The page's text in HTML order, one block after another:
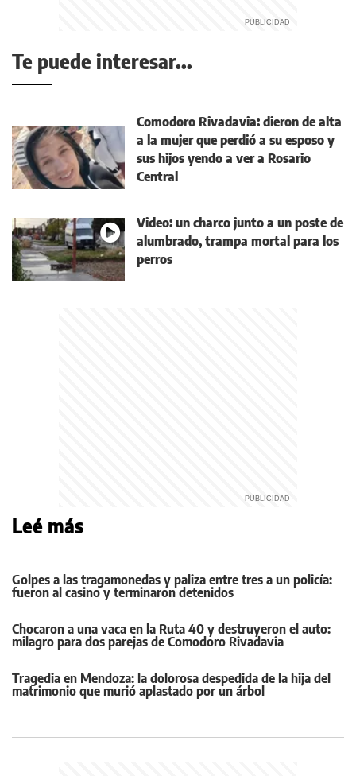
Te puede interesar...
Comodoro Rivadavia: dieron de alta
a la mujer que perdió a su esposo y
sus hijos yendo a ver a Rosario
Central
Video: un charco junto a un poste de
alumbrado, trampa mortal para los
perros
Leé más
Golpes a las tragamonedas y paliza entre tres a un policía:
fueron al casino y terminaron detenidos
Chocaron a una vaca en la Ruta 40 y destruyeron el auto:
milagro para dos parejas de Comodoro Rivadavia
Tragedia en Mendoza: la dolorosa despedida de la hija del
matrimonio que murió aplastado por un árbol